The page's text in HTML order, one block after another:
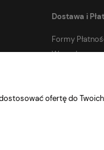
Dostawa i
Formy
Wygodne
ofertę do